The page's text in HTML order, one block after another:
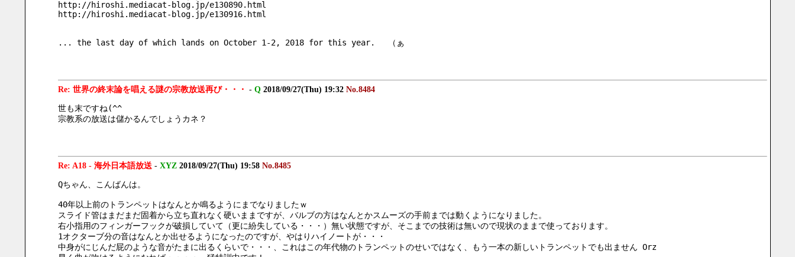
http://hiroshi.mediacat-blog.jp/e130890.html
http://hiroshi.mediacat-blog.jp/e130916.html
... the last day of which lands on October 1-2, 2018 for this year. 　（ぁ
Re: 世界の終末論を唱える謎の宗教放送再び・・・ - Q 2018/09/27(Thu) 19:32 No.8484
世も末ですね(^^ゞ
宗教系の放送は儲かるんでしょうカネ？
Re: A18 - 海外日本語放送- XYZ 2018/09/27(Thu) 19:58 No.8485
Qちゃん、こんばんは。
40年以上前のトランペットはなんとか鳴るようにまでなりましたｗ
スライド管はまだまだ固着から立ち直れなく硬いままですが、バルブの方はなんとかスムーズの手前までは動くようになりました。
右小指用のフィンガーフックが破損していて（更に紛失している・・・）無い状態ですが、そこまでの技術は無いので現状のままで使っております。
1オクターブ分の音はなんとか出せるようになったのですが、やはりハイノートが・・・
中身がにじんだ屁のような音がたまに出るくらいで・・・、これはこの年代物のトランペットのせいではなく、もう一本の新しいトランペットでも出ません Orz